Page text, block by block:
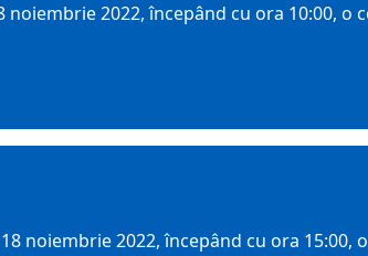
2022, începând cu ora 10:00,
noiembrie 2022, începând cu ora 15:00,